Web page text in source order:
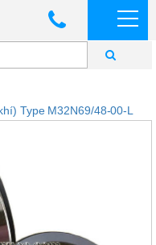
Type M32N69/48-00-L